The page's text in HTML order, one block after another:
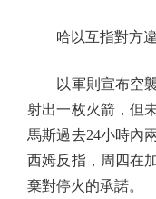
哈以互指對方違
以軍則宣布空襲
射出一枚火箭，但
馬斯過去24小時內
西姆反指，周四在
棄對停火的承諾。